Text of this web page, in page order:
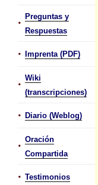
•
Preguntas y
Respuestas
• Imprenta (PDF)
•
Wiki
(transcripciones)
• Diario (Weblog)
•
Oración
Compartida
• Testimonios